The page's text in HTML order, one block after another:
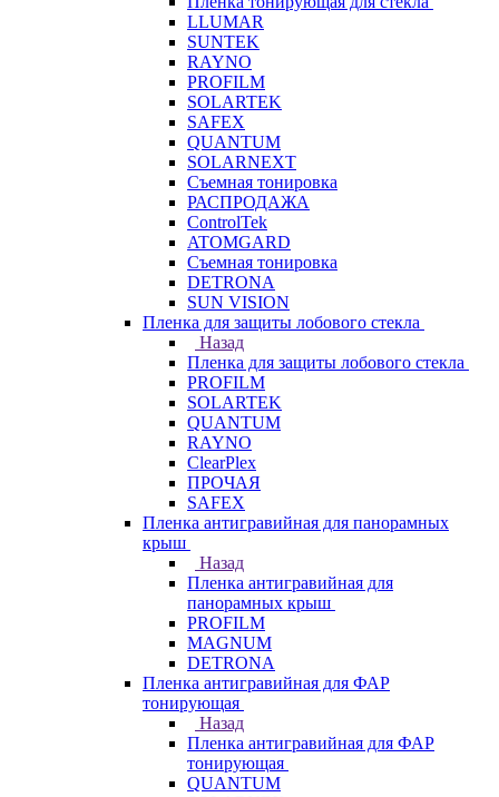
LLUMAR
SUNTEK
RAYNO
PROFILM
SOLARTEK
SAFEX
QUANTUM
SOLARNEXT
Съемная тонировка
РАСПРОДАЖА
ControlTek
ATOMGARD
Съемная тонировка
DETRONA
SUN VISION
Пленка для защиты лобового стекла
Назад
Пленка для защиты лобового стекла
PROFILM
SOLARTEK
QUANTUM
RAYNO
ClearPlex
ПРОЧАЯ
SAFEX
Пленка антигравийная для панорамных
крыш
Назад
Пленка антигравийная для
панорамных крыш
PROFILM
MAGNUM
DETRONA
Пленка антигравийная для ФАР
тонирующая
Назад
Пленка антигравийная для ФАР
тонирующая
QUANTUM